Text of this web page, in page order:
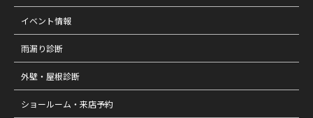
イベント情報
雨漏り診断
外壁・屋根診断
ショールーム・来店予約